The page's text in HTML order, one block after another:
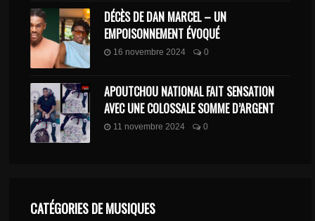
DÉCÈS DE DAN MARCEL – UN
EMPOISONNEMENT ÉVOQUÉ
16 novembre 2024 0
APOUTCHOU NATIONAL FAIT SENSATION
AVEC UNE COLOSSALE SOMME D’ARGENT
11 novembre 2024 0
CATÉGORIES DE MUSIQUES